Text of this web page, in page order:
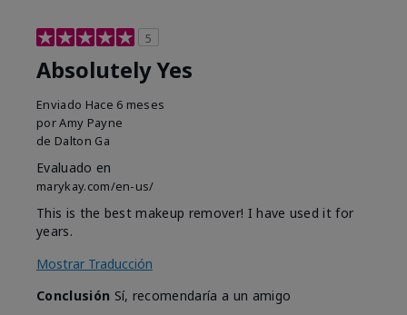
5
Absolutely Yes
Enviado Hace 6 meses
porAmy Payne
de Dalton Ga
Evaluado en
marykay.com/en-us/
This is the best makeup remover! I have used it for
years.
Mostrar Traducción
Conclusión Sí, recomendaría a un amigo